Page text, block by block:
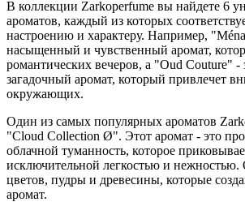
В коллекции Zarkoperfume вы найдете 6
ароматов, каждый из которых
настроению и характеру. Например,
насыщенный и чувственный аромат,
романтических вечеров, а "Oud Couture" -
загадочный аромат, который привлечет
окружающих.
Один из самых популярных ароматов
"Cloud Collection Ø". Этот аромат - это
облачной туманность, которое
исключительной легкостью и нежностью.
цветов, пудры и древесины, которые
аромат.